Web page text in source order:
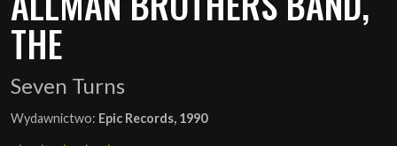
THE
Seven Turns
Wydawnictwo: Epic Records, 1990